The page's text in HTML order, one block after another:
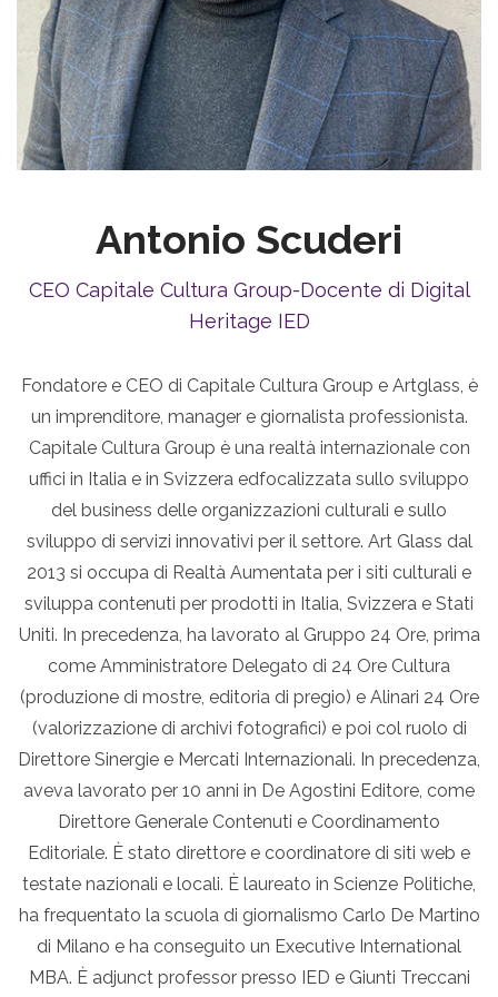
Antonio Scuderi
CEO Capitale Cultura Group-Docente di Digital
Heritage IED
Fondatore e CEO di Capitale Cultura Group e Artglass, è
un imprenditore, manager e giornalista professionista.
Capitale Cultura Group è una realtà internazionale con
uffici in Italia e in Svizzera edfocalizzata sullo sviluppo
del business delle organizzazioni culturali e sullo
sviluppo di servizi innovativi per il settore. Art Glass dal
2013 si occupa di Realtà Aumentata per i siti culturali e
sviluppa contenuti per prodotti in Italia, Svizzera e Stati
Uniti. In precedenza, ha lavorato al Gruppo 24 Ore, prima
come Amministratore Delegato di 24 Ore Cultura
(produzione di mostre, editoria di pregio) e Alinari 24 Ore
(valorizzazione di archivi fotografici) e poi col ruolo di
Direttore Sinergie e Mercati Internazionali. In precedenza,
aveva lavorato per 10 anni in De Agostini Editore, come
Direttore Generale Contenuti e Coordinamento
Editoriale. È stato direttore e coordinatore di siti web e
testate nazionali e locali. È laureato in Scienze Politiche,
ha frequentato la scuola di giornalismo Carlo De Martino
di Milano e ha conseguito un Executive International
MBA. È adjunct professor presso IED e Giunti Treccani